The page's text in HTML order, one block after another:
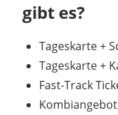
gibt es?
Tageskarte +
Tageskarte +
Fast-Track